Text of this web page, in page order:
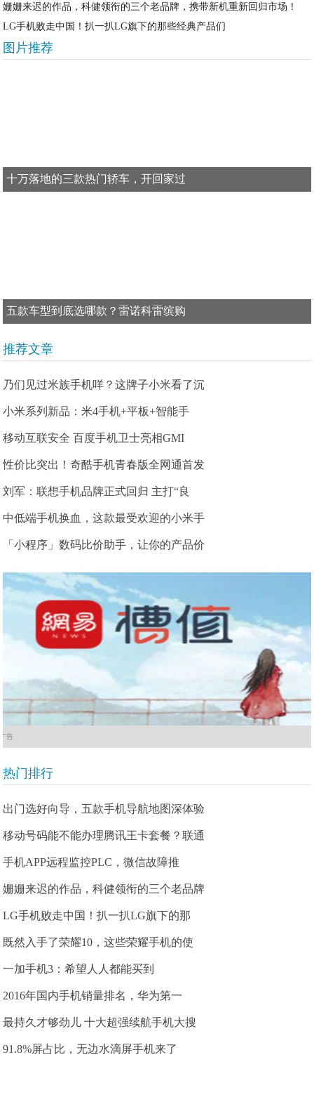
姗姗来迟的作品，科健领衔的三个老品牌，携带新机重新回归市场！
LG手机败走中国！扒一扒LG旗下的那些经典产品们
图片推荐
十万落地的三款热门轿车，开回家过
五款车型到底选哪款？雷诺科雷缤购
推荐文章
乃们见过米族手机咩？这牌子小米看了沉
小米系列新品：米4手机+平板+智能手
移动互联安全 百度手机卫士亮相GMI
性价比突出！奇酷手机青春版全网通首发
刘军：联想手机品牌正式回归 主打“良
中低端手机换血，这款最受欢迎的小米手
「小程序」数码比价助手，让你的产品价
广告
热门排行
出门选好向导，五款手机导航地图深体验
移动号码能不能办理腾讯王卡套餐？联通
手机APP远程监控PLC，微信故障推
姗姗来迟的作品，科健领衔的三个老品牌
LG手机败走中国！扒一扒LG旗下的那
既然入手了荣耀10，这些荣耀手机的使
一加手机3：希望人人都能买到
2016年国内手机销量排名，华为第一
最持久才够劲儿 十大超强续航手机大搜
91.8%屏占比，无边水滴屏手机来了